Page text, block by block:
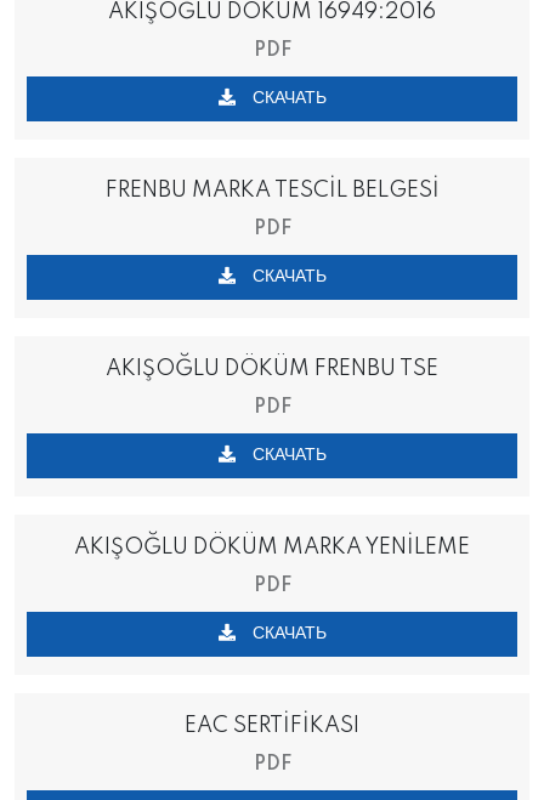
AKIŞOĞLU DÖKÜM 16949:2016
PDF
СКАЧАТЬ
FRENBU MARKA TESCİL BELGESİ
PDF
СКАЧАТЬ
AKIŞOĞLU DÖKÜM FRENBU TSE
PDF
СКАЧАТЬ
AKIŞOĞLU DÖKÜM MARKA YENİLEME
PDF
СКАЧАТЬ
EAC SERTİFİKASI
PDF